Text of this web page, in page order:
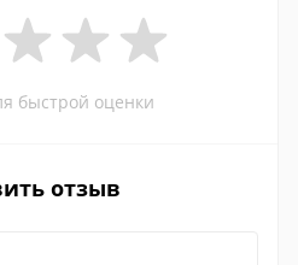
быстрой оценки
отзыв